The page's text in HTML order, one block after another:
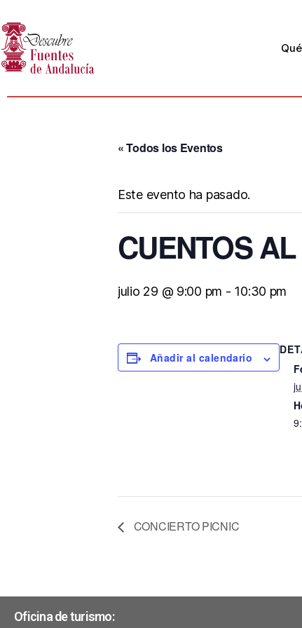
« Todos los Eventos
Este evento ha pasado.
CUENTOS
julio 29 @ 9:00 pm - 10:30 pm
Añadir al calendario
CONCIERTO PICNIC
Oficina de turismo: